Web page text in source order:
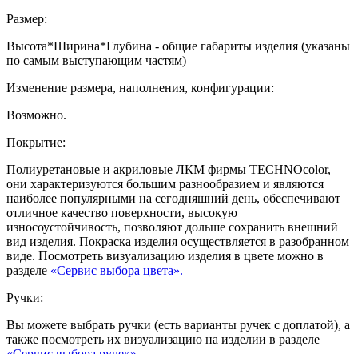
Размер:
Высота*Ширина*Глубина - общие габариты изделия (указаны
по самым выступающим частям)
Изменение размера, наполнения, конфигурации:
Возможно.
Покрытие:
Полиуретановые и акриловые ЛКМ фирмы TECHNOcolor,
они характеризуются большим разнообразием и являются
наиболее популярными на сегодняшний день, обеспечивают
отличное качество поверхности, высокую
износоустойчивость, позволяют дольше сохранить внешний
вид изделия. Покраска изделия осуществляется в разобранном
виде. Посмотреть визуализацию изделия в цвете можно в
разделе «Сервис выбора цвета».
Ручки:
Вы можете выбрать ручки (есть варианты ручек с доплатой), а
также посмотреть их визуализацию на изделии в разделе